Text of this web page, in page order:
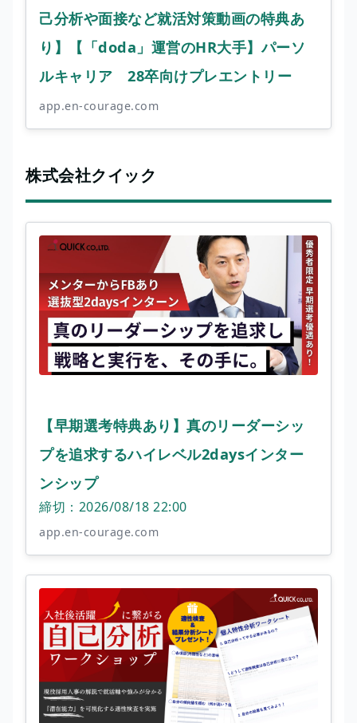
己分析や面接など就活対策動画の特典あ
り】【「doda」運営のHR大手】パーソ
ルキャリア 28卒向けプレエントリー
app.en-courage.com
株式会社クイック
【早期選考特典あり】真のリーダーシッ
プを追求するハイレベル2daysインター
ンシップ
締切：2026/08/18 22:00
app.en-courage.com